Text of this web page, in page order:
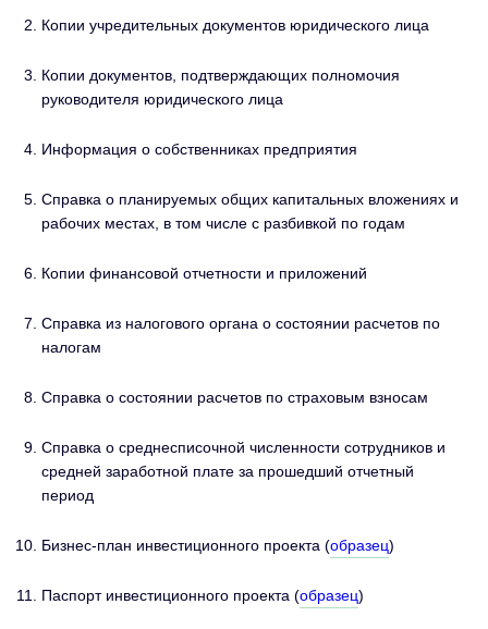
Копии учредительных документов юридического лица
Копии документов, подтверждающих полномочия
руководителя юридического лица
Информация о собственниках предприятия
Справка о планируемых общих капитальных вложениях и
рабочих местах, в том числе с разбивкой по годам
Копии финансовой отчетности и приложений
Справка из налогового органа о состоянии расчетов по
налогам
Справка о состоянии расчетов по страховым взносам
Справка о среднесписочной численности сотрудников и
средней заработной плате за прошедший отчетный
период
Бизнес-план инвестиционного проекта (образец)
Паспорт инвестиционного проекта (образец)